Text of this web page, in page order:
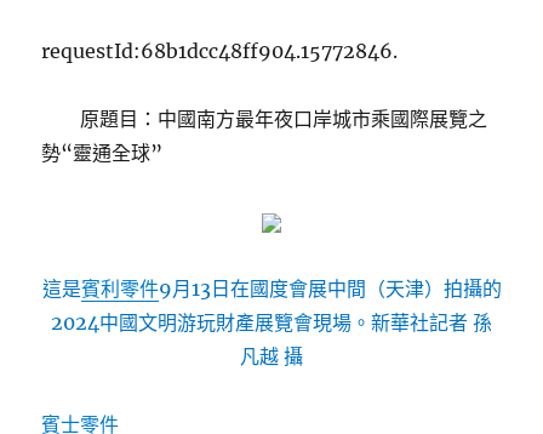
requestId:68b1dcc48ff904.15772846.
原題目：中國南方最年夜口岸城市乘國際展覽之
勢“靈通全球”
這是賓利零件9月13日在國度會展中間（天津）拍攝的
2024中國文明游玩財產展覽會現場。新華社記者 孫
凡越 攝
賓士零件